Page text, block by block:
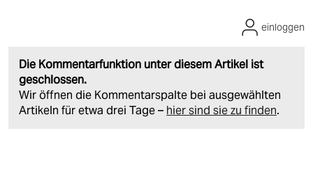
Die Kommentarfunktion unter diesem Artikel ist
geschlossen.
Wir öffnen die Kommentarspalte bei ausgewählten
Artikeln für etwa drei Tage – hier sind sie zu finden.
einloggen